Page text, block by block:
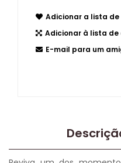
Adicionar a lista de
Adicionar à lista
E-mail para um